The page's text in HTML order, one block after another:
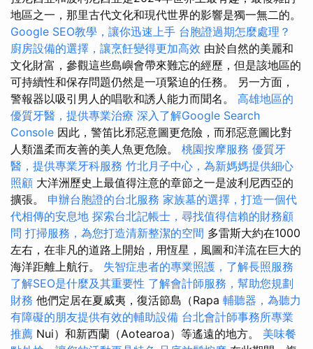
地區之一，那里古代文化和現代世界的影響是獨一無二的。
Google SEO教學，讓你迅速上手 台胞證過期怎麼處理？
廚房設備的選擇，讓烹飪變得更加高效 由於自然的美麗和
文化財富，參觀這些島嶼會帶來難忘的經歷，但是該地區的
可持續性和保存問題仍然是一項緊迫的任務。 另一方面，
警報器以吸引男人的唱歌和誘人能力而聞名。 高雄地區的
優質牙醫，提供專業治療 深入了解Google Search
Console 因此，警笛比邪惡意圖更危險，而邪惡意圖比對
人類溫柔而友善的美人魚更危險。 桃園按摩服務 優質牙
醫，提供專業牙科服務 竹北月子中心，為新媽媽提供細心
照顧 大洋洲歷史上最值得注意的章節之一是波利尼西亞的
擴張。 申辦台胞證的台北服務 家族墓的選擇，打造一個代
代相傳的安息地 探索台北記帳士，尋找值得信賴的財務顧
問 打掃服務，為您打造清新整潔的空間 多雷斯大約在1000
左右，在非凡的道路上開始，用恆星，風圖和洋流在巨大的
海洋距離上航行。 失智症患者的專業照護，了解長照服務
了解SEO是什麼及其重要性 了解會計師服務，幫助您規劃
財務 他們定居在夏威夷，復活節島（Rapa 輔聽器，為聽力
有障礙的朋友提供有效的輔助設備 台北會計師事務所專業
推薦 Nui）和新西蘭（Aotearoa）等遙遠的地方。 美味餐